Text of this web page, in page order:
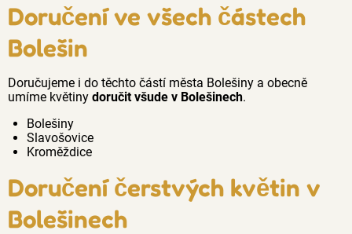
Doručení ve všech částech
Bolešin
Doručujeme i do těchto částí města Bolešiny a obecně
umíme květiny doručit všude v Bolešinech.
Bolešiny
Slavošovice
Kroměždice
Doručení čerstvých květin v
Bolešinech